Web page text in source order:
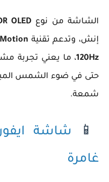
الشاشة من نوعOLED
إنش، وتدعم تقنية
120Hz، ما يعني تجربة
حتى في ضوء الشمس
شمعة.
📱
غامرة